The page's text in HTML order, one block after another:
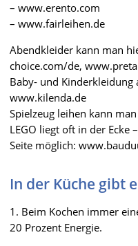
– www.erento.com
– www.fairleihen.de
Abendkleider kann man
choice.com/de,
Baby- und Kinderkleidung
www.kilenda.de
Spielzeug leihen kann
LEGO liegt oft in der Ecke
Seite möglich:
In der Küche gibt
1. Beim Kochen immer
20 Prozent Energie.